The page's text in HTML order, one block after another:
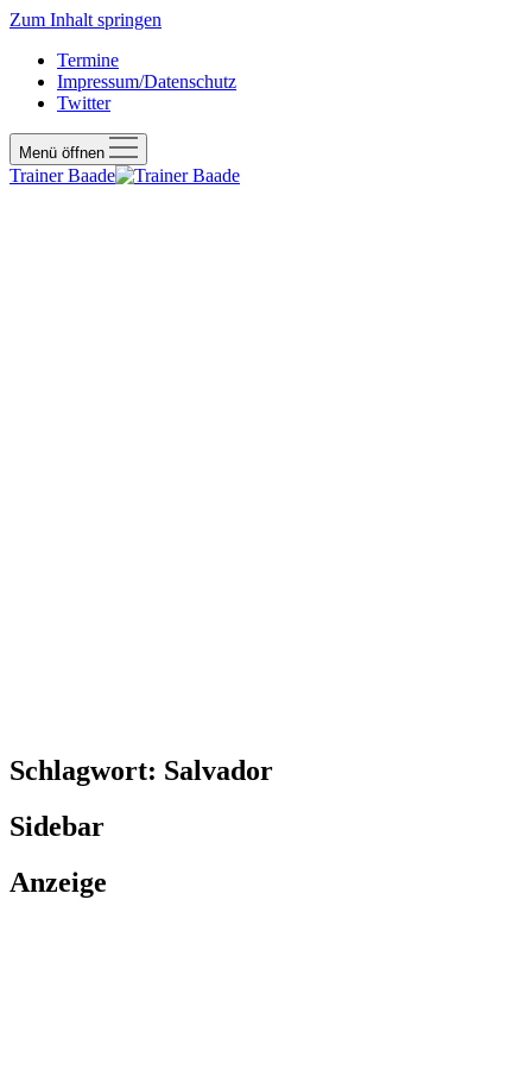
Zum Inhalt springen
Termine
Impressum/Datenschutz
Twitter
Menü öffnen
Trainer Baade
Schlagwort: Salvador
Sidebar
Anzeige